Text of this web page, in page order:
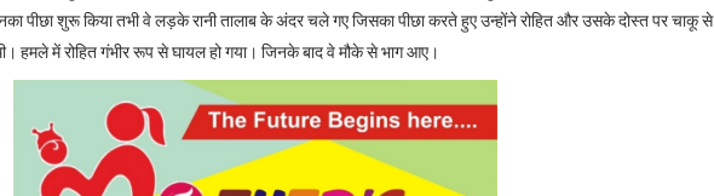
पीछा शुरू किया तभी वे लड़के रानी तालाब के अंदर चले गए जिसका पीछा करते हुए उन्होंने रोहित और उसके दोस्त पर चाकू से
हमले में रोहित गंभीर रूप से घायल हो गया। जिनके बाद वे मौके से भाग आए।